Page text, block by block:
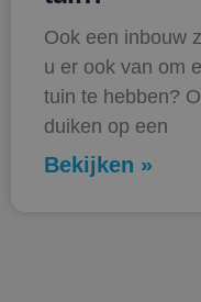
Ook een inbouw
u er ook van om
tuin te hebben?
duiken op een
Bekijken »